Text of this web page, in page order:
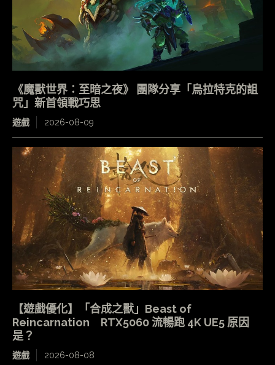
《魔獸世界：至暗之夜》 團隊分享「烏拉特克的詛
咒」新首領戰巧思
遊戲 2026-08-09
【遊戲優化】「合成之獸」Beast of
Reincarnation RTX5060 流暢跑 4K UE5 原因
是？
遊戲 2026-08-08